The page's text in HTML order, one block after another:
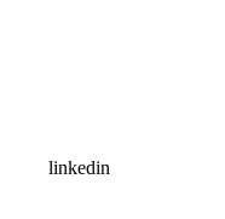
linkedin